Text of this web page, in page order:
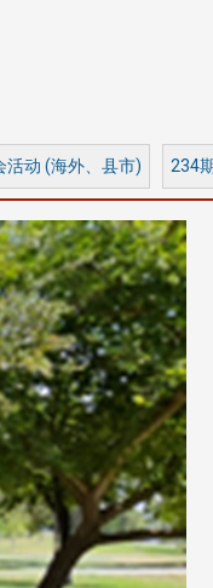
活动 (海外、县市) 234